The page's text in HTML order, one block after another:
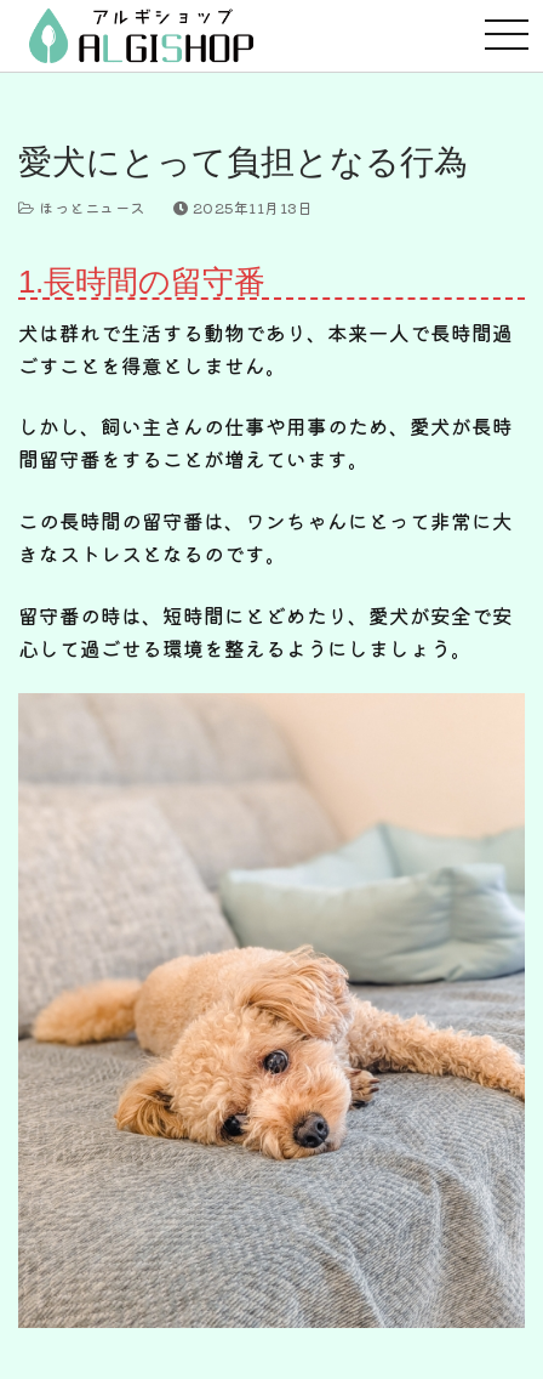
テ
ス
プ
愛犬にとって負担となる行為
ほっとニュース 2025年11月13日
1.長時間の留守番
犬は群れで生活する動物であり、本来一人で長時間過
ごすことを得意としません。
しかし、飼い主さんの仕事や用事のため、愛犬が長時
間留守番をすることが増えています。
この長時間の留守番は、ワンちゃんにとって非常に大
きなストレスとなるのです。
留守番の時は、短時間にとどめたり、愛犬が安全で安
心して過ごせる環境を整えるようにしましょう。